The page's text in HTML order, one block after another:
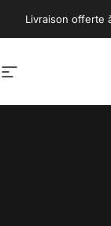
Livraison offerte
Navigation